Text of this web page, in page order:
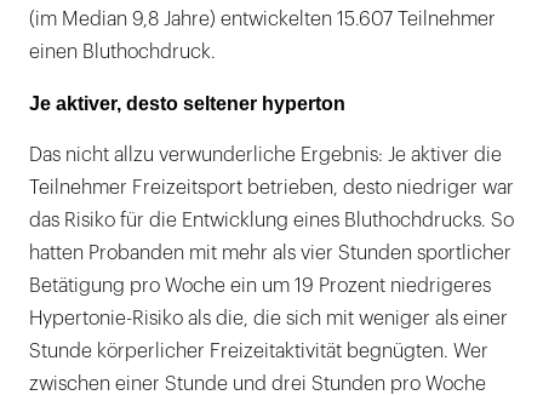
(im Median 9,8 Jahre) entwickelten 15.607 Teilnehmer
einen Bluthochdruck.
Je aktiver, desto seltener hyperton
Das nicht allzu verwunderliche Ergebnis: Je aktiver die
Teilnehmer Freizeitsport betrieben, desto niedriger war
das Risiko für die Entwicklung eines Bluthochdrucks. So
hatten Probanden mit mehr als vier Stunden sportlicher
Betätigung pro Woche ein um 19 Prozent niedrigeres
Hypertonie-Risiko als die, die sich mit weniger als einer
Stunde körperlicher Freizeitaktivität begnügten. Wer
zwischen einer Stunde und drei Stunden pro Woche